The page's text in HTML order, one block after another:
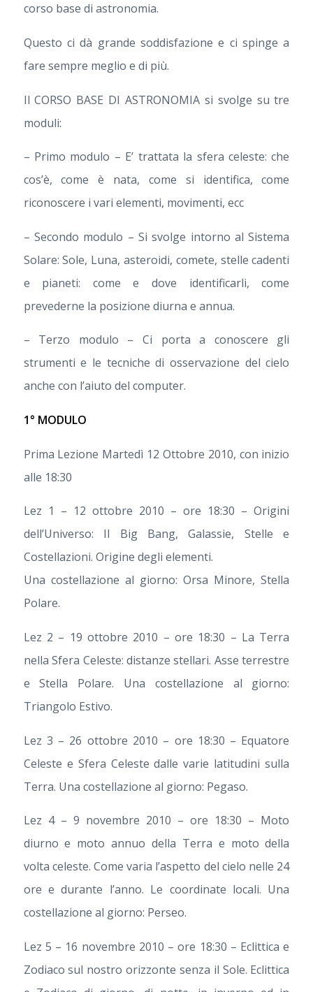
corso base di astronomia.
Questo ci dà grande soddisfazione e ci spinge a
fare sempre meglio e di più.
Il CORSO BASE DI ASTRONOMIA si svolge su tre
moduli:
– Primo modulo – E’ trattata la sfera celeste: che
cos’è, come è nata, come si identifica, come
riconoscere i vari elementi, movimenti, ecc
– Secondo modulo – Si svolge intorno al Sistema
Solare: Sole, Luna, asteroidi, comete, stelle cadenti
e pianeti: come e dove identificarli, come
prevederne la posizione diurna e annua.
– Terzo modulo – Ci porta a conoscere gli
strumenti e le tecniche di osservazione del cielo
anche con l’aiuto del computer.
1° MODULO
Prima Lezione Martedì 12 Ottobre 2010, con inizio
alle 18:30
Lez 1 – 12 ottobre 2010 – ore 18:30 – Origini
dell’Universo: Il Big Bang, Galassie, Stelle e
Costellazioni. Origine degli elementi.
Una costellazione al giorno: Orsa Minore, Stella
Polare.
Lez 2 – 19 ottobre 2010 – ore 18:30 – La Terra
nella Sfera Celeste: distanze stellari. Asse terrestre
e Stella Polare. Una costellazione al giorno:
Triangolo Estivo.
Lez 3 – 26 ottobre 2010 – ore 18:30 – Equatore
Celeste e Sfera Celeste dalle varie latitudini sulla
Terra. Una costellazione al giorno: Pegaso.
Lez 4 – 9 novembre 2010 – ore 18:30 – Moto
diurno e moto annuo della Terra e moto della
volta celeste. Come varia l’aspetto del cielo nelle 24
ore e durante l’anno. Le coordinate locali. Una
costellazione al giorno: Perseo.
Lez 5 – 16 novembre 2010 – ore 18:30 – Eclittica e
Zodiaco sul nostro orizzonte senza il Sole. Eclittica